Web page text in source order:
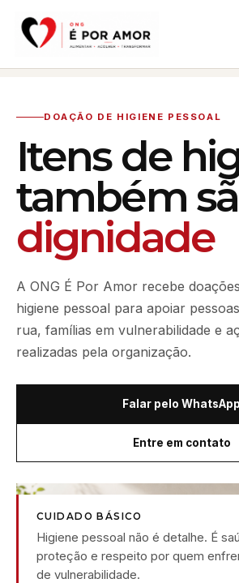
DOAÇÃO DE HIGIENE PESSOAL
Itens de
também
dignidade
A ONG É Por Amor recebe
higiene pessoal para apoiar
rua, famílias em vulnerabilidade e
realizadas pela organização.
Falar pelo WhatsApp
Entre em contato
CUIDADO BÁSICO
Higiene pessoal não é detalhe. É
proteção e respeito por quem
de vulnerabilidade.